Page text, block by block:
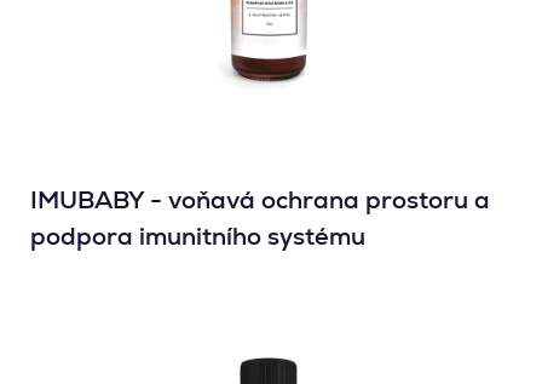
IMUBABY - voňavá ochrana prostoru a
podpora imunitního systému